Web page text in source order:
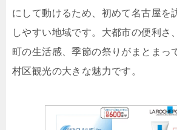
にして動けるため、初めて名古屋を
しやすい地域です。大都市の便利さ
町の生活感、季節の祭りがまとまっ
村区観光の大きな魅力です。